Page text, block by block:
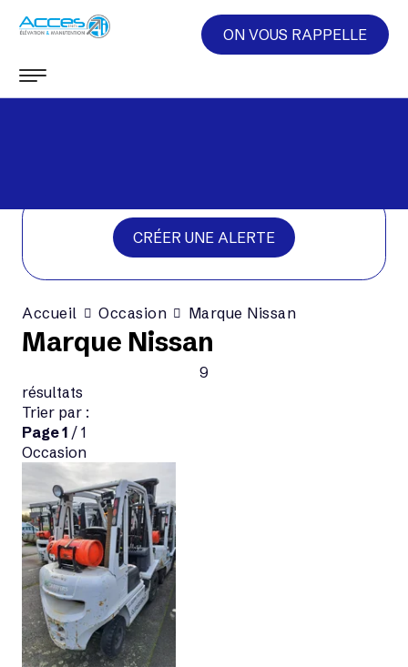
ON VOUS RAPPELLE
CRÉER UNE ALERTE
Accueil Occasion Marque Nissan
Marque Nissan
9
résultats
Trier par :
Page1 / 1
Occasion